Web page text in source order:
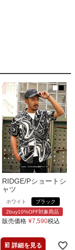
RIDGE/Pショートシ
ャツ
ホワイト
ブラック
2buy10%OFF対象商品
販売価格 ¥7,590税込
詳細を見る